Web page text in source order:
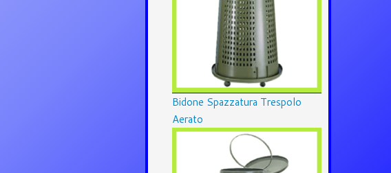
Bidone Spazzatura Trespolo
Aerato